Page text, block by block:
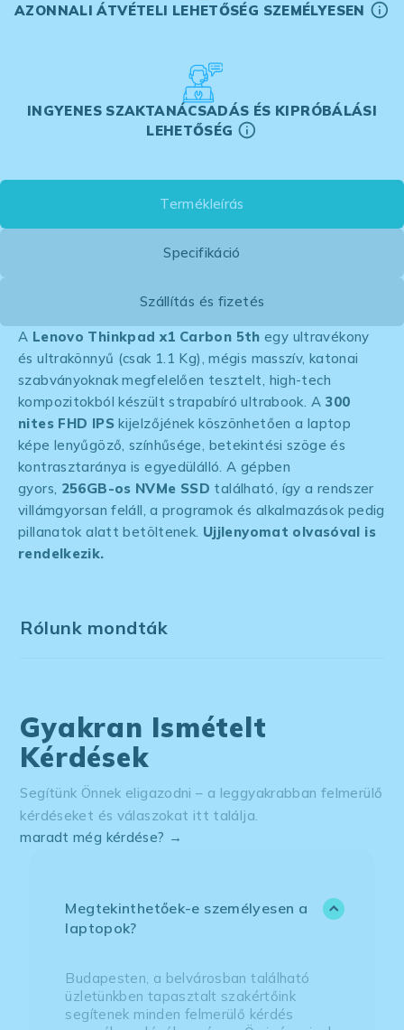
AZONNALI ÁTVÉTELI LEHETŐSÉG SZEMÉLYESEN
INGYENES SZAKTANÁCSADÁS ÉS KIPRÓBÁLÁSI
LEHETŐSÉG
Termékleírás
Specifikáció
Szállítás és fizetés
A Lenovo Thinkpad x1 Carbon 5th egy ultravékony
és ultrakönnyű (csak 1.1 Kg), mégis masszív, katonai
szabványoknak megfelelően tesztelt, high-tech
kompozitokból készült strapabíró ultrabook. A 300
nites FHD IPSkijelzőjének köszönhetően a laptop
képe lenyűgöző, színhűsége, betekintési szöge és
kontrasztaránya is egyedülálló. A gépben
gyors, 256GB-os NVMe SSD található, így a rendszer
villámgyorsan feláll, a programok és alkalmazások pedig
pillanatok alatt betöltenek. Ujjlenyomat olvasóval is
rendelkezik.
Rólunk mondták
Gyakran Ismételt
Kérdések
Segítünk Önnek eligazodni – a leggyakrabban felmerülő
kérdéseket és válaszokat itt találja.
maradt még kérdése? →
Megtekinthetőek-e személyesen a
laptopok?
Budapesten, a belvárosban található
üzletünkben tapasztalt szakértőink
segítenek minden felmerülő kérdés